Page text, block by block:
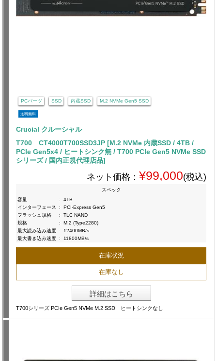
PCパーツ SSD 内蔵SSD M.2 NVMe Gen5 SSD
送料無料
Crucial クルーシャル
T700 CT4000T700SSD3JP [M.2 NVMe 内蔵SSD / 4TB /
PCIe Gen5x4 / ヒートシンク無 / T700 PCle Gen5 NVMe SSD
シリーズ / 国内正規代理店品]
ネット価格： ¥99,000(税込)
スペック
容量
:
4TB
インターフェース
:
PCI-Express Gen5
フラッシュ規格
:
TLC NAND
規格
:
M.2 (Type2280)
最大読み込み速度 :
12400MB/s
最大書き込み速度 : 11800MB/s
在庫状況
在庫なし
詳細はこちら
T700シリーズ PCIe Gen5 NVMe M.2 SSD ヒートシンクなし